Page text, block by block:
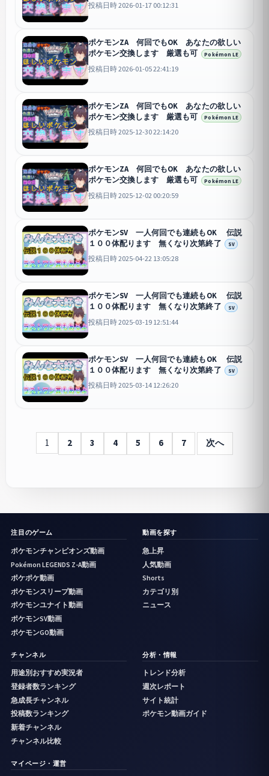
投稿日時 2026-01-17 00:12:31
ポケモンZA 何回でもOK あなたの欲しい
ポケモン交換します 厳選も可
Pokémon LE
投稿日時 2026-01-05 22:41:19
ポケモンZA 何回でもOK あなたの欲しい
ポケモン交換します 厳選も可
Pokémon LE
投稿日時 2025-12-30 22:14:20
ポケモンZA 何回でもOK あなたの欲しい
ポケモン交換します 厳選も可
Pokémon LE
投稿日時 2025-12-02 00:20:59
ポケモンSV 一人何回でも連続もOK 伝説
１００体配ります 無くなり次第終了
SV
投稿日時 2025-04-22 13:05:28
ポケモンSV 一人何回でも連続もOK 伝説
１００体配ります 無くなり次第終了
SV
投稿日時 2025-03-19 12:51:44
ポケモンSV 一人何回でも連続もOK 伝説
１００体配ります 無くなり次第終了
SV
投稿日時 2025-03-14 12:26:20
1 2 3 4 5 6 7 次へ
注目のゲーム
ポケモンチャンピオンズ動画
Pokémon LEGENDS Z-A動画
ポケポケ動画
ポケモンスリープ動画
ポケモンユナイト動画
ポケモンSV動画
ポケモンGO動画
動画を探す
急上昇
人気動画
Shorts
カテゴリ別
ニュース
チャンネル
用途別おすすめ実況者
登録者数ランキング
急成長チャンネル
投稿数ランキング
新着チャンネル
チャンネル比較
分析・情報
トレンド分析
週次レポート
サイト統計
ポケモン動画ガイド
マイページ・運営